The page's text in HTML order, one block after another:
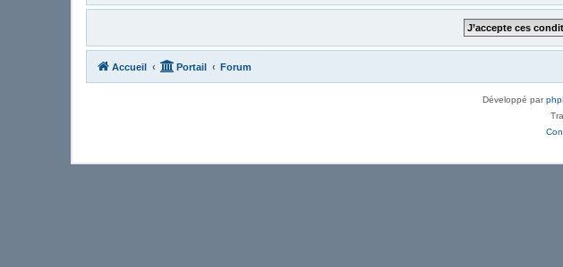
Accueil Portail Forum
Développé par